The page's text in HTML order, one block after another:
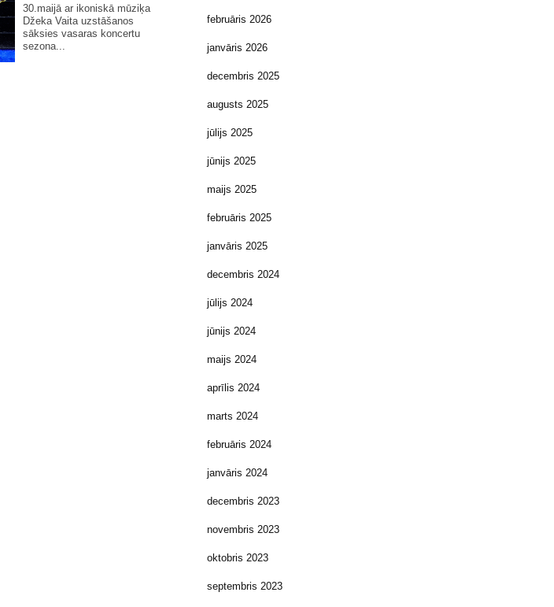
30.maijā ar ikoniskā mūziķa
Džeka Vaita uzstāšanos
sāksies vasaras koncertu
sezona...
februāris 2026
janvāris 2026
decembris 2025
augusts 2025
jūlijs 2025
jūnijs 2025
maijs 2025
februāris 2025
janvāris 2025
decembris 2024
jūlijs 2024
jūnijs 2024
maijs 2024
aprīlis 2024
marts 2024
februāris 2024
janvāris 2024
decembris 2023
novembris 2023
oktobris 2023
septembris 2023